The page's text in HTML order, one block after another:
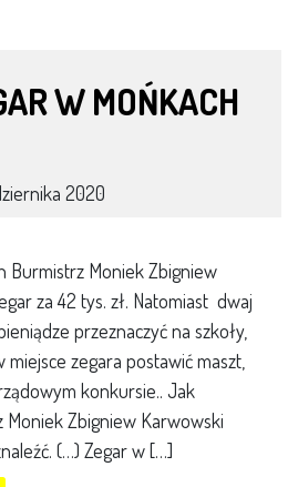
W MOŃKACH
2020
Burmistrz Moniek Zbigniew
za 42 tys. zł. Natomiast dwaj
przeznaczyć na szkoły,
zegara postawić maszt,
konkursie.. Jak
Zbigniew Karwowski
(…) Zegar w […]